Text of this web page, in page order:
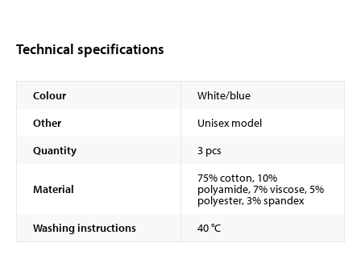
Technical specifications
Colour
White/blue
Other
Unisex model
Quantity
3 pcs
Material
75% cotton, 10%
polyamide, 7% viscose, 5%
polyester, 3% spandex
Washing instructions
40 °C